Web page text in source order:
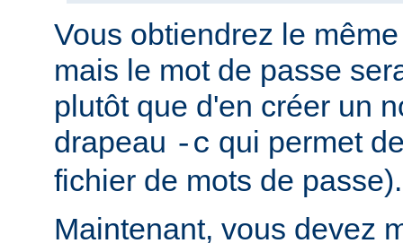
Vous obtiendrez le
mais le mot de passe
plutôt que d'en créer un
drapeau -c qui permet
fichier de mots de
Maintenant, vous devez